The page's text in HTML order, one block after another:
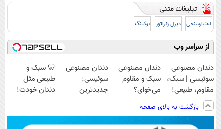
اعتبارسنجی دیزل ژنراتور بوکینگ
از سراسر وب
دندان مصنوعی
سوئیسی | سبک،
مقاوم، طبیعی!
ویزیت
رایگان+پرداخت
اقساطی😍
دندان مصنوعی
سبک و مقاوم
می‌خوای؟
هم داریم!😍 |
📍تهران
دندان مصنوعی
سوئیسی:
جدیدترین
پرداخت قسطی
🦷 سبک و
طبیعی مثل
دندان خودت!
💳 📍 تهران
بازگشت به بالای صفحه